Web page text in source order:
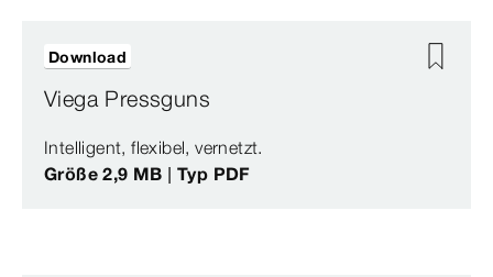
Viega Pressguns
Intelligent, flexibel, vernetzt.
Größe 2,9 MB | Typ PDF
Download